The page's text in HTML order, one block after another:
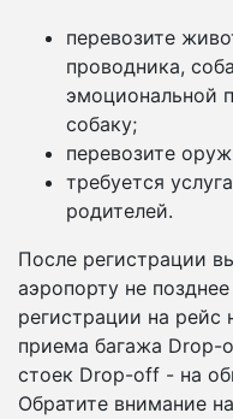
перевозите
проводника,
эмоциональной
собаку;
перевозите
требуется
родителей.
После регистрации
аэропорту не
регистрации на рейс
приема багажа Drop-
стоек Drop-off - на
Обратите внимание